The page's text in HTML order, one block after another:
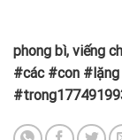
phong bì, viếng
#các #con